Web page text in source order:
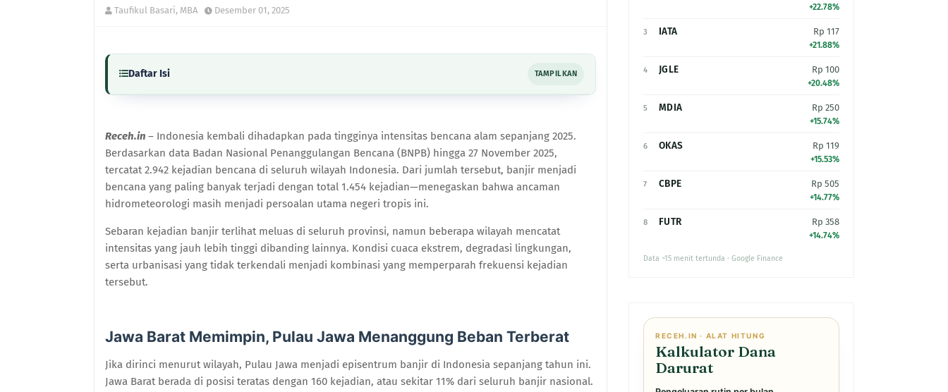
Taufikul Basari, MBA Desember 01, 2025
Daftar Isi TAMPILKAN
Receh.in – Indonesia kembali dihadapkan pada tingginya intensitas bencana alam sepanjang 2025.
Berdasarkan data Badan Nasional Penanggulangan Bencana (BNPB) hingga 27 November 2025,
tercatat 2.942 kejadian bencana di seluruh wilayah Indonesia. Dari jumlah tersebut, banjir menjadi
bencana yang paling banyak terjadi dengan total 1.454 kejadian—menegaskan bahwa ancaman
hidrometeorologi masih menjadi persoalan utama negeri tropis ini.
Sebaran kejadian banjir terlihat meluas di seluruh provinsi, namun beberapa wilayah mencatat
intensitas yang jauh lebih tinggi dibanding lainnya. Kondisi cuaca ekstrem, degradasi lingkungan,
serta urbanisasi yang tidak terkendali menjadi kombinasi yang memperparah frekuensi kejadian
tersebut.
Jawa Barat Memimpin, Pulau Jawa Menanggung Beban Terberat
Jika dirinci menurut wilayah, Pulau Jawa menjadi episentrum banjir di Indonesia sepanjang tahun ini.
Jawa Barat berada di posisi teratas dengan 160 kejadian, atau sekitar 11% dari seluruh banjir nasional.
+22.78%
3 IATA Rp 117
+21.88%
4 JGLE Rp 100
+20.48%
5 MDIA Rp 250
+15.74%
6 OKAS Rp 119
+15.53%
7 CBPE Rp 505
+14.77%
8 FUTR Rp 358
+14.74%
Data ~15 menit tertunda · Google Finance
RECEH.IN · ALAT HITUNG
Kalkulator Dana
Darurat